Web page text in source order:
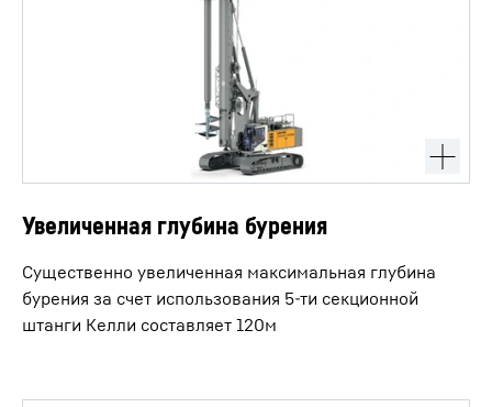
Увеличенная глубина бурения
Существенно увеличенная максимальная глубина
бурения за счет использования 5-ти секционной
штанги Келли составляет 120м